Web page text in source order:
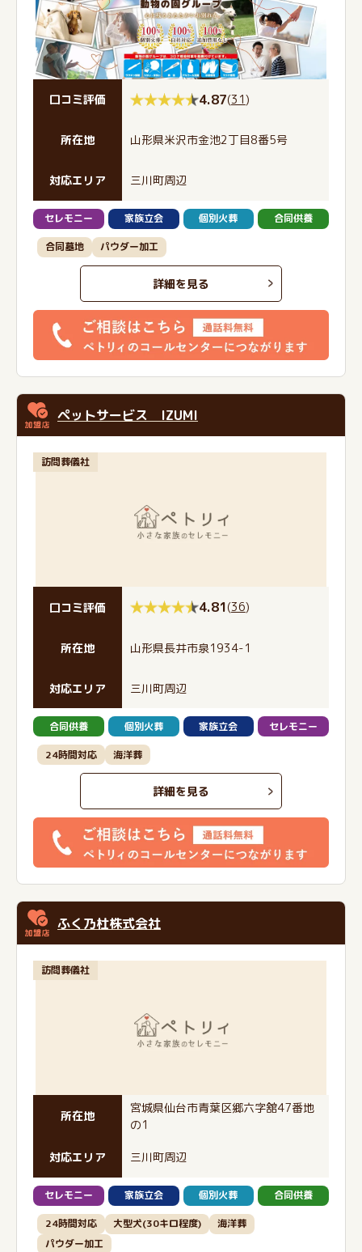
口コミ評価 4.87(31)
所在地 山形県米沢市金池2丁目8番5号
対応エリア 三川町周辺
セレモニー 家族立会 個別火葬 合同供養
合同墓地 パウダー加工
詳細を見る
ペットサービス IZUMI
訪問葬儀社
口コミ評価 4.81(36)
所在地 山形県長井市泉1934-1
対応エリア 三川町周辺
合同供養 個別火葬 家族立会 セレモニー
24時間対応 海洋葬
詳細を見る
ふく乃杜株式会社
訪問葬儀社
所在地
宮城県仙台市青葉区郷六字舘47番地
の1
対応エリア 三川町周辺
セレモニー 家族立会 個別火葬 合同供養
24時間対応 大型犬(30キロ程度)
海洋葬
パウダー加工